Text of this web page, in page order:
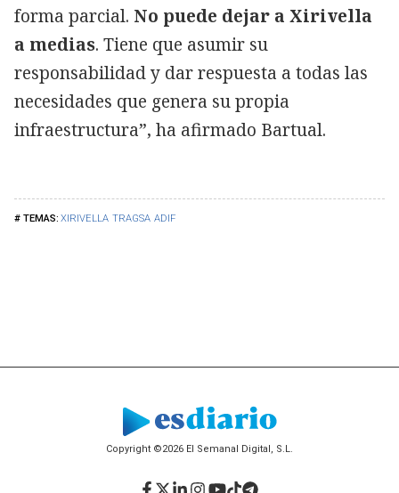
XIRIVELLA TRAGSA ADIF
forma parcial. No puede dejar a Xirivella
a medias. Tiene que asumir su
responsabilidad y dar respuesta a todas las
necesidades que genera su propia
infraestructura”, ha afirmado Bartual.
Copyright ©2026 El Semanal Digital, S.L.
Facebook
Twitter
LinkedIn
Instagram
YouTube
TikTok
Telegram